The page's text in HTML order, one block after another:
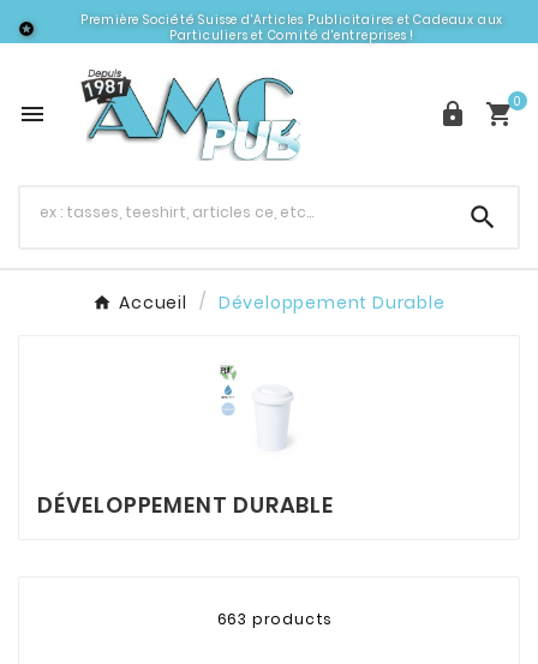

Première Société Suisse d'Articles Publicitaires et Cadeaux aux
Particuliers et Comité d'entreprises !
  0

Accueil Développement Durable
DÉVELOPPEMENT DURABLE
663 products